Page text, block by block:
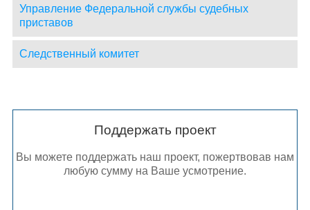
Управление Федеральной службы судебных
приставов
Следственный комитет
Поддержать проект
Вы можете поддержать наш проект, пожертвовав нам
любую сумму на Ваше усмотрение.